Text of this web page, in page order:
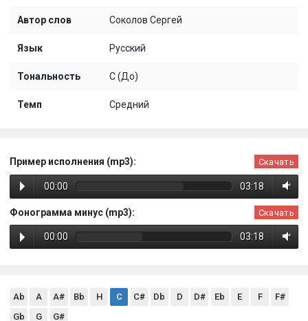
Автор слов Соколов Сергей
Язык Русский
Тональность C (До)
Темп Средний
Пример исполнения (mp3): Скачать
00:00 03:18
Фонограмма минус (mp3): Скачать
00:00 03:18
Ab A A# Bb H C C# Db D D# Eb E F
F#
Gb
G G#